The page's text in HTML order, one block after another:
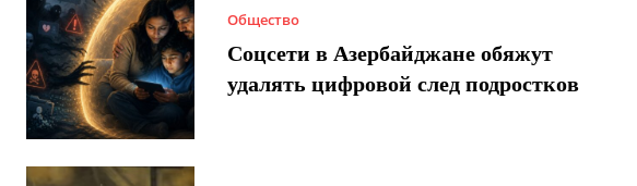
Общество
Соцсети в Азербайджане обяжут
удалять цифровой след подростков